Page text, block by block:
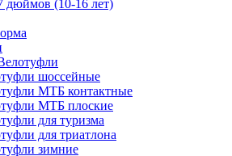
дюймов (10-16 лет)
шоссейные
МТБ контактные
МТБ плоские
для туризма
для триатлона
зимние